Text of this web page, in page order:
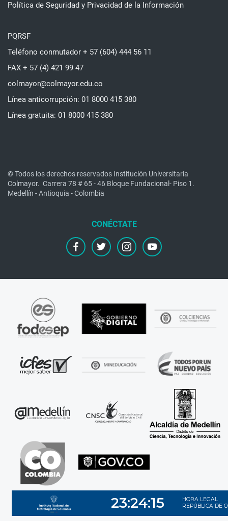
Política de Seguridad y Privacidad de la Información
PQRSF
Teléfono conmutador + 57 (604) 444 56 11
FAX + 57 (4) 421 99 47
colmayor@colmayor.edu.co
Línea anticorrupción: 01 8000 415 380
Línea gratuita: 01 8000 415 380
© Todos los derechos reservados Institución Universitaria
Colmayor. Carrera 78 # 65 - 46 Bloque Fundacional- Piso 1.
Medellín - Antioquia - Colombia
facebooktwitter instagramyoutube